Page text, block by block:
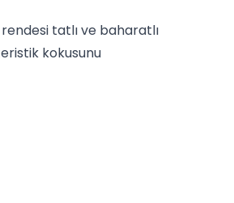
tatlı ve baharatlı
kokusunu